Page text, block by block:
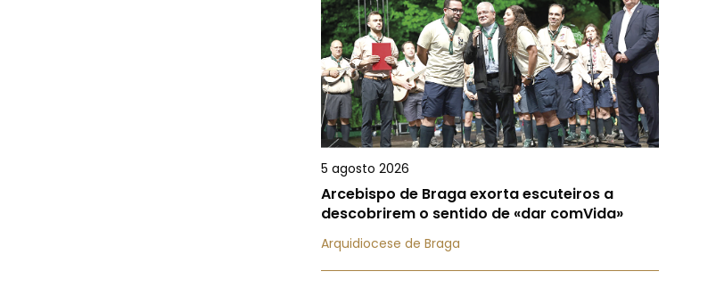
5 agosto 2026
Arcebispo de Braga exorta escuteiros a
descobrirem o sentido de «dar comVida»
Arquidiocese de Braga